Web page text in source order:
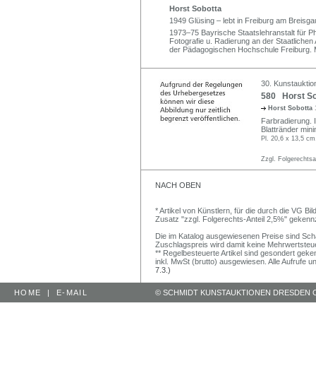
Horst Sobotta
1949 Glüsing – lebt in Freiburg am
1973–75 Bayrische Staatslehranstalt für
Fotografie u. Radierung an der
der Pädagogischen Hochschule Freiburg.
30.
580 Horst
Horst Sobotta
Farbradierung.
Blattränder
Pl. 20,6 x 13,5
Zzgl.
NACH OBEN
* Artikel von Künstlern, für die durch die VG
Zusatz "zzgl. Folgerechts-Anteil 2,5%"
Die im Katalog ausgewiesenen Preise sind
Zuschlagspreis wird damit keine
** Regelbesteuerte Artikel sind gesondert
inkl. MwSt (brutto) ausgewiesen. Alle Aufrufe
7.3.)
HOME | E-MAIL © SCHMIDT KUNSTAUKTIONEN DRESDEN